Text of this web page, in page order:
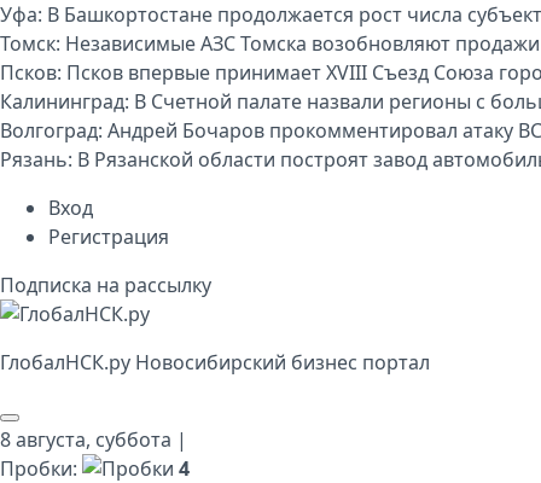
Уфа: В Башкортостане продолжается рост числа
Томск: Независимые АЗС Томска возобновляют
Псков: Псков впервые принимает XVIII Съезд Союза
Калининград: В Счетной палате назвали регионы с
Волгоград: Андрей Бочаров прокомментировал атаку
Рязань: В Рязанской области построят завод
Вход
Регистрация
Подписка на рассылку
ГлобалНСК.py Новосибирский бизнес портал
8 августа, суббота |
Пробки:
4